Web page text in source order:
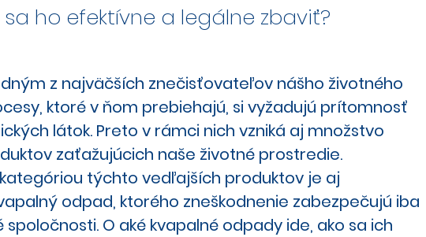
ho efektívne a legálne zbaviť?
z najväčších znečisťovateľov nášho životného
ktoré v ňom prebiehajú, si vyžadujú prítomnosť
látok. Preto v rámci nich vzniká aj množstvo
zaťažujúcich naše životné prostredie.
týchto vedľajších produktov je aj
odpad, ktorého zneškodnenie zabezpečujú iba
spoločnosti. O aké kvapalné odpady ide, ako sa ich